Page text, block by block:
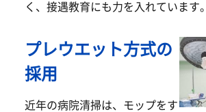
く、接遇教育にも力を入れています。
プレウエット方式の
採用
近年の病院清掃は、モップをす